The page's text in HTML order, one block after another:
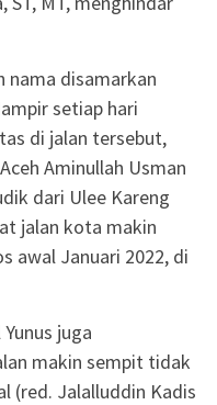
nama disamarkan
setiap hari
di jalan tersebut,
Aminullah Usman
dari Ulee Kareng
jalan kota makin
awal Januari 2022, di
juga
makin sempit tidak
(red. Jalalluddin Kadis